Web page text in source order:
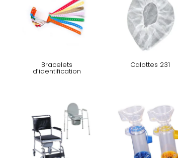
Bracelets
d’identification
Calottes 231